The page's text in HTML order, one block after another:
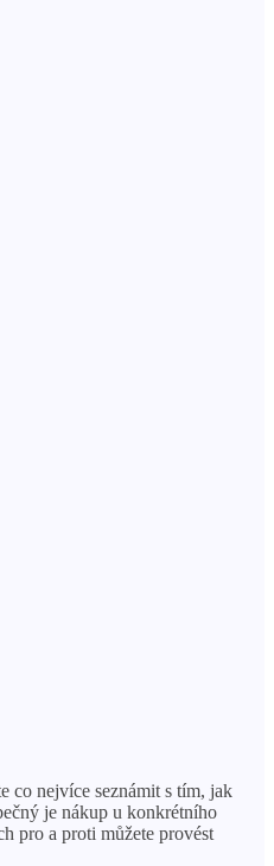
co nejvíce seznámit s tím, jak
je nákup u konkrétního
pro a proti můžete provést